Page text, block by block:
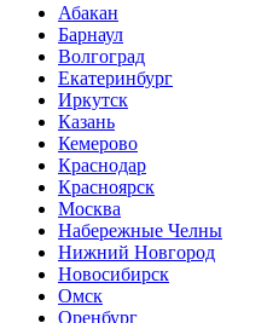
Абакан
Барнаул
Волгоград
Екатеринбург
Иркутск
Казань
Кемерово
Краснодар
Красноярск
Москва
Набережные Челны
Нижний Новгород
Новосибирск
Омск
Оренбург